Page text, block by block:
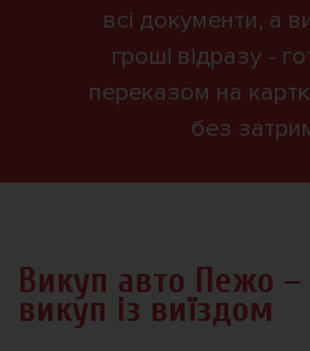
всі документи, а
гроші відразу -
переказом на
без
Викуп авто Пежо
викуп із виїздом